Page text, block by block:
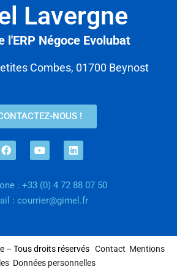
Lavergne
l'ERP Négoce Evolubat
Combes, 01700 Beynost
NOUS !
: +33 (0) 4 72 88 07 50
: courrier@gimel.fr
– Tous droits réservés Contact Mentions
Données personnelles